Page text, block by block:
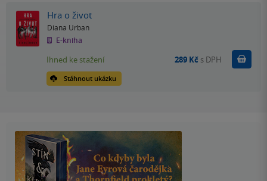
Hra o život
Diana Urban
E-kniha
Stáhnout ukázku
Ihned ke stažení 289 Kč s DPH Koupit